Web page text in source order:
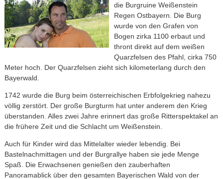
die Burgruine Weißenstein
Regen Ostbayern. Die Burg
wurde von den Grafen von
Bogen zirka 1100 erbaut und
thront direkt auf dem weißen
Quarzfelsen des Pfahl, cirka 750
Meter hoch. Der Quarzfelsen zieht sich kilometerlang durch den
Bayerwald.
1742 wurde die Burg beim österreichischen Erbfolgekrieg nahezu
völlig zerstört. Der große Burgturm hat unter anderem den Krieg
überstanden. Alles zwei Jahre erinnert das große Ritterspektakel an
die frühere Zeit und die Schlacht um Weißenstein.
Auch für Kinder wird das Mittelalter wieder lebendig. Bei
Bastelnachmittagen und der Burgrallye haben sie jede Menge
Spaß. Die Erwachsenen genießen den zauberhaften
Panoramablick über den gesamten Bayerischen Wald von der